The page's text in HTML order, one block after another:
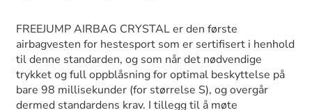
FREEJUMP AIRBAG CRYSTAL er den første
airbagvesten for hestesport som er sertifisert i henhold
til denne standarden, og som når det nødvendige
trykket og full oppblåsning for optimal beskyttelse på
bare 98 millisekunder (for størrelse S), og overgår
dermed standardens krav. I tillegg til å møte